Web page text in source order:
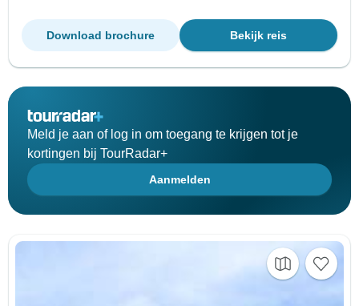
Bekijk reis
Download brochure
Meld je aan of log in om toegang te krijgen tot je
kortingen bij TourRadar+
Aanmelden